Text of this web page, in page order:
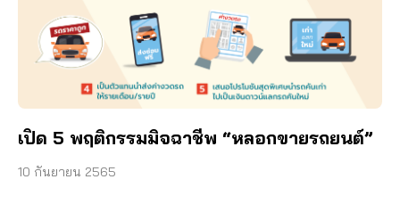
เปิด 5 พฤติกรรมมิจฉาชีพ “หลอกขายรถยนต์”
10 กันยายน 2565